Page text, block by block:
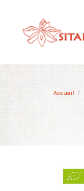
Accueil